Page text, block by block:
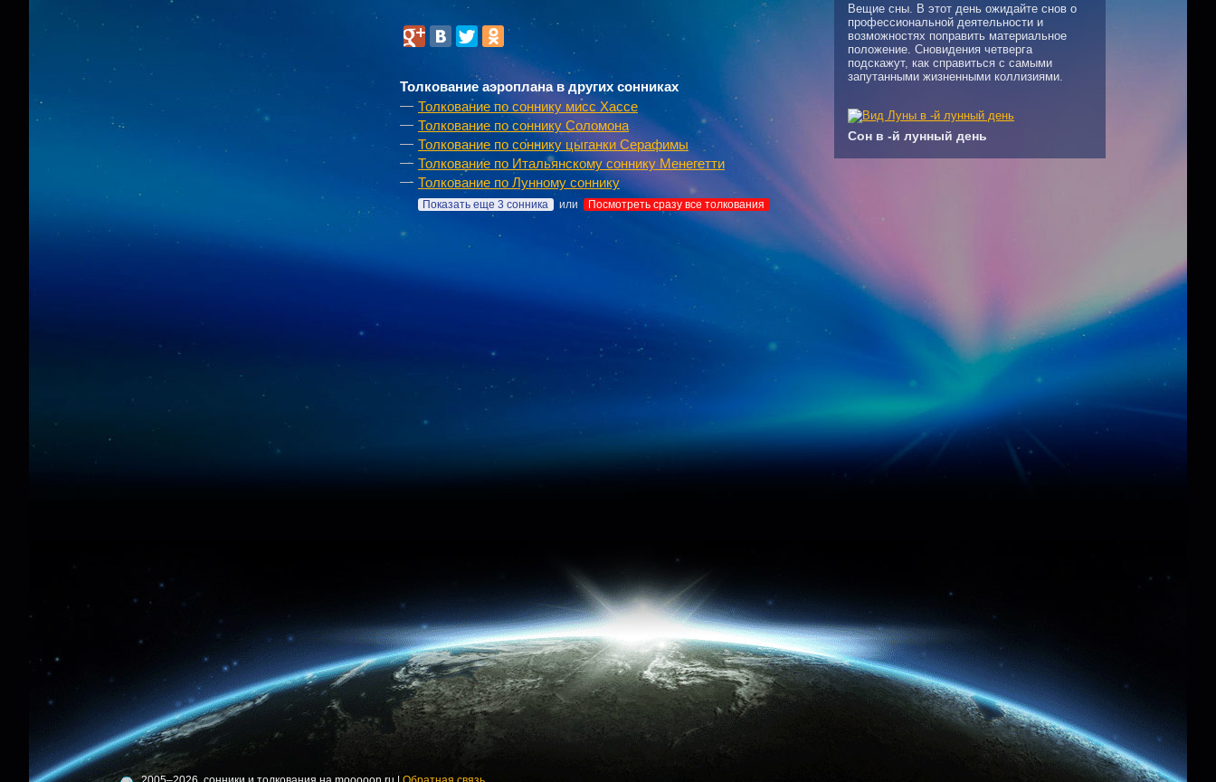
Толкование аэроплана в других сонниках
Толкование по соннику мисс Хассе
Толкование по соннику Соломона
Толкование по соннику цыганки Серафимы
Толкование по Итальянскому соннику Менегетти
Толкование по Лунному соннику
Показать еще 3 сонника или Посмотреть сразу все толкования
Вещие сны. В этот день ожидайте снов о
профессиональной деятельности и
возможностях поправить материальное
положение. Сновидения четверга
подскажут, как справиться с самыми
запутанными жизненными коллизиями.
Сон в -й лунный день